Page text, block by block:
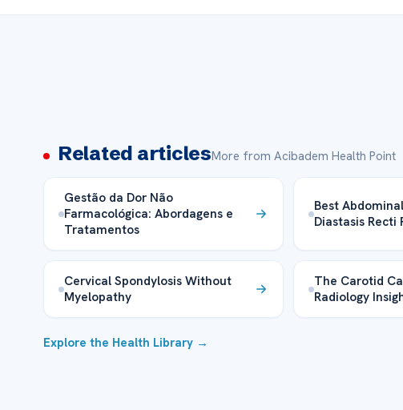
Related articlesMore from Acibadem Health Point
Gestão da Dor Não
Farmacológica: Abordagens e
Tratamentos
Best
Diastasis Recti
Cervical Spondylosis Without
Myelopathy
The Carotid
Radiology
Explore the Health Library →